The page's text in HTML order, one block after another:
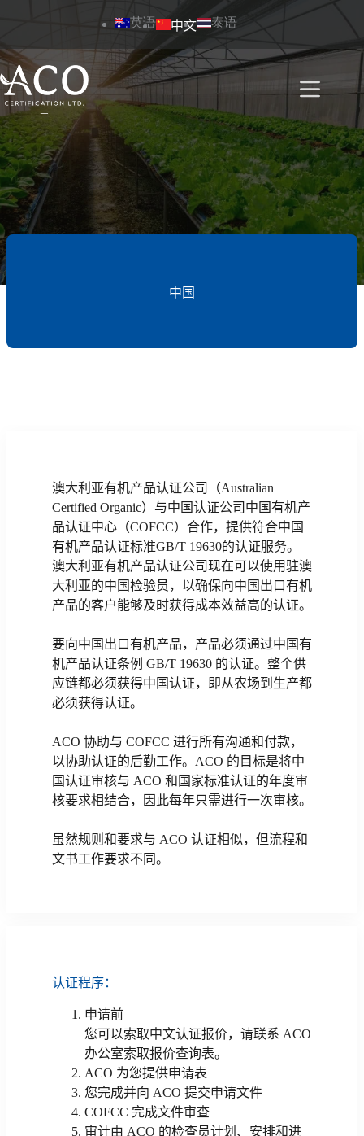
内
英语 中文 泰语
中国
澳大利亚有机产品认证公司（Australian
Certified Organic）与中国认证公司中国有机产
品认证中心（COFCC）合作，提供符合中国
有机产品认证标准GB/T 19630的认证服务。
澳大利亚有机产品认证公司现在可以使用驻澳
大利亚的中国检验员，以确保向中国出口有机
产品的客户能够及时获得成本效益高的认证。
要向中国出口有机产品，产品必须通过中国有
机产品认证条例 GB/T 19630 的认证。整个供
应链都必须获得中国认证，即从农场到生产都
必须获得认证。
ACO 协助与 COFCC 进行所有沟通和付款，
以协助认证的后勤工作。ACO 的目标是将中
国认证审核与 ACO 和国家标准认证的年度审
核要求相结合，因此每年只需进行一次审核。
虽然规则和要求与 ACO 认证相似，但流程和
文书工作要求不同。
认证程序：
申请前
您可以索取中文认证报价，请联系 ACO
办公室索取报价查询表。
ACO 为您提供申请表
您完成并向 ACO 提交申请文件
COFCC 完成文件审查
审计由 ACO 的检查员计划、安排和进